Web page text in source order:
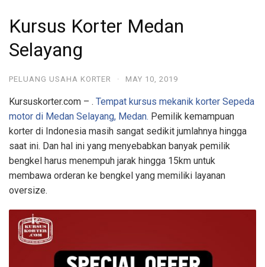
Kursus Korter Medan
Selayang
PELUANG USAHA KORTER · MAY 10, 2019
Kursuskorter.com – . Tempat kursus mekanik korter Sepeda
motor di Medan Selayang, Medan. Pemilik kemampuan
korter di Indonesia masih sangat sedikit jumlahnya hingga
saat ini. Dan hal ini yang menyebabkan banyak pemilik
bengkel harus menempuh jarak hingga 15km untuk
membawa orderan ke bengkel yang memiliki layanan
oversize.